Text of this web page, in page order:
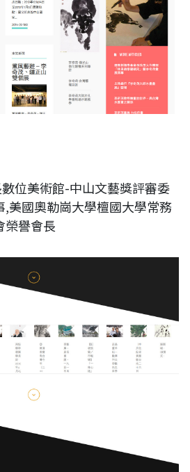
位美術館-中山文藝獎評審委
,美國奧勒崗大學檀國大學常務
榮譽會長